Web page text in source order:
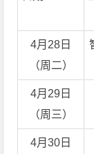
4月28日
（周二）
4月29日
（周三）
4月30日